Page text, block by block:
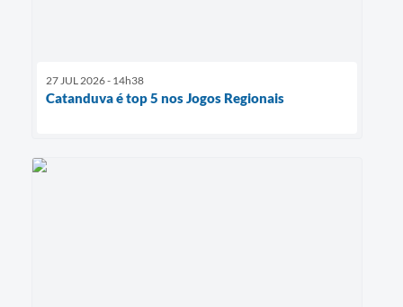
27 JUL 2026 - 14h38
Catanduva é top 5 nos Jogos Regionais